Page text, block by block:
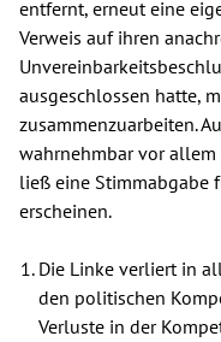
entfernt, erneut eine
Verweis auf ihren
ausgeschlossen hatte,
zusammenzuarbeiten.
wahrnehmbar vor allem
ließ eine Stimmabgabe
erscheinen.
Die Linke verliert in
den politischen
Verluste in der